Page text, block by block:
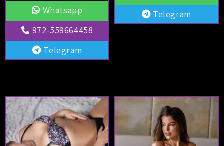
Telegram
Whatsapp
972-559664458
Telegram